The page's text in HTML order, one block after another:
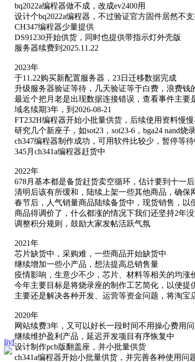
liyf
bq2022a编程器做不成，改成ev2400用
设计个bq2022a编程器，不过验证官方固件居然不
CH347编程器少量提供
DS91230开始供货，同时也提供带指示灯外壳版
服务器续费到2025.11.22
2023年
于11.22购买新配置服务器，23日迁移数据完成
升级服务器验证等待，几天验证等于白费，浪费
最近个把月老是出现数据连接错误，查看事件主要
域名续期3年，到2026-08-21
FT232H编程器开始小批量供货，后续使用资料慢
研究几个新座子，如sot23，sot23-6，bga24 nand烧
ch347编程器制作成功，可用软件比较少，暂停等待
345月ch341a编程器赶货中
2022年
678月基本都是备货赶货卖空循环，估计要到十一
清明后该有所缓和，陆续上架一些其他商品，确保
春节后，人气销量商品陆续备货中，现货销售，以
商品得调价了，什么都涨的情况下我们还坚持2年
调整积分规则，鼓励大家发帖活跃气氛
2021年
芯片缺货中，采购难，一些商品开始缺货中
继续增加一些小产品，想法提高总销售量
疫情影响，生意少不少，芯片、材料等相关的均
今年主要目标是将烧录座的制作工艺简化，以便提
主要还是解决各种开发、运营等资金问题，将淘
2020年
网站续费3年，又可以好长一段时间不用操心费用
继续维护盈利产品，延迟开发项目有序恢复中
设计制作pcb版翻盖座，并小批量供货
ch341a编程器开始小批量供货，并完善各种使用问